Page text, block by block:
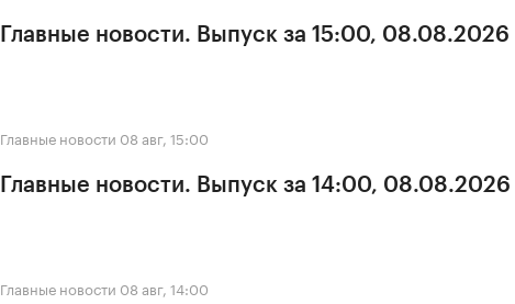
Главные новости. Выпуск за 15:00, 08.08.2026
Главные новости 08 авг, 15:00
Главные новости. Выпуск за 14:00, 08.08.2026
Главные новости 08 авг, 14:00